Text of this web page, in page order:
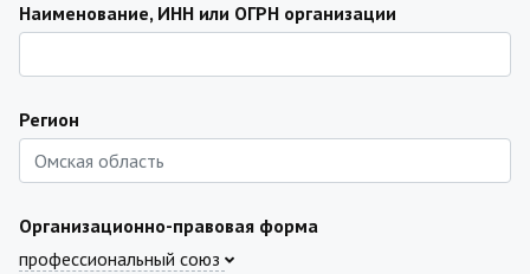
Наименование, ИНН или ОГРН организации
Регион
Организационно-правовая форма
профессиональный союз